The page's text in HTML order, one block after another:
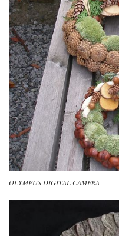
OLYMPUS DIGITAL CAMERA